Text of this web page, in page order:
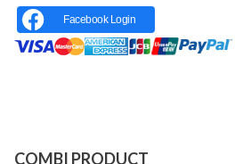
Facebook Login
COMBI PRODUCT